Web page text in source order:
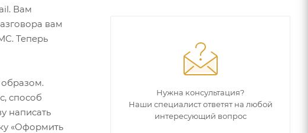
Вам
вам
Теперь
способ
написать
«Оформить
Нужна консультация?
Наши специалист ответят на любой
интересующий вопрос